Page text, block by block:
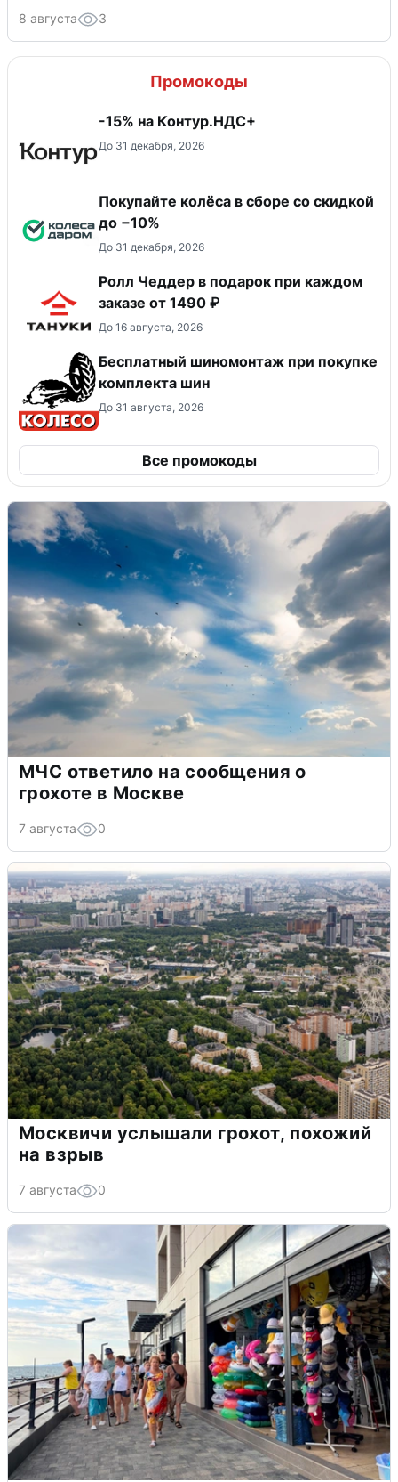
8 августа 3
Промокоды
-15% на Контур.НДС+
До 31 декабря, 2026
Покупайте колёса в сборе со скидкой
до −10%
До 31 декабря, 2026
Ролл Чеддер в подарок при каждом
заказе от 1490 ₽
До 16 августа, 2026
Бесплатный шиномонтаж при покупке
комплекта шин
До 31 августа, 2026
Все промокоды
МЧС ответило на сообщения о
грохоте в Москве
7 августа 0
Москвичи услышали грохот, похожий
на взрыв
7 августа 0